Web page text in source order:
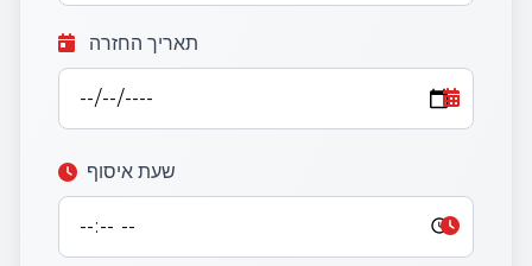
תאריך החזרה
שעת איסוף